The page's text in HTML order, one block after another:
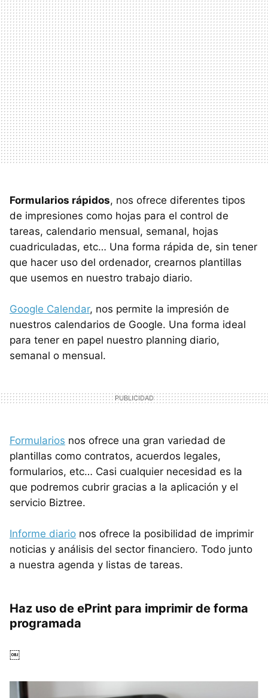
Formularios rápidos, nos ofrece diferentes tipos
de impresiones como hojas para el control de
tareas, calendario mensual, semanal, hojas
cuadriculadas, etc… Una forma rápida de, sin tener
que hacer uso del ordenador, crearnos plantillas
que usemos en nuestro trabajo diario.
Google Calendar, nos permite la impresión de
nuestros calendarios de Google. Una forma ideal
para tener en papel nuestro planning diario,
semanal o mensual.
Formularios nos ofrece una gran variedad de
plantillas como contratos, acuerdos legales,
formularios, etc… Casi cualquier necesidad es la
que podremos cubrir gracias a la aplicación y el
servicio Biztree.
Informe diario nos ofrece la posibilidad de imprimir
noticias y análisis del sector financiero. Todo junto
a nuestra agenda y listas de tareas.
Haz uso de ePrint para imprimir de forma
programada
￼